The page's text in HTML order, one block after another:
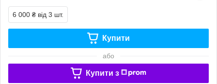
6 000 ₴ від 3 шт.
Купити
або
Купити з